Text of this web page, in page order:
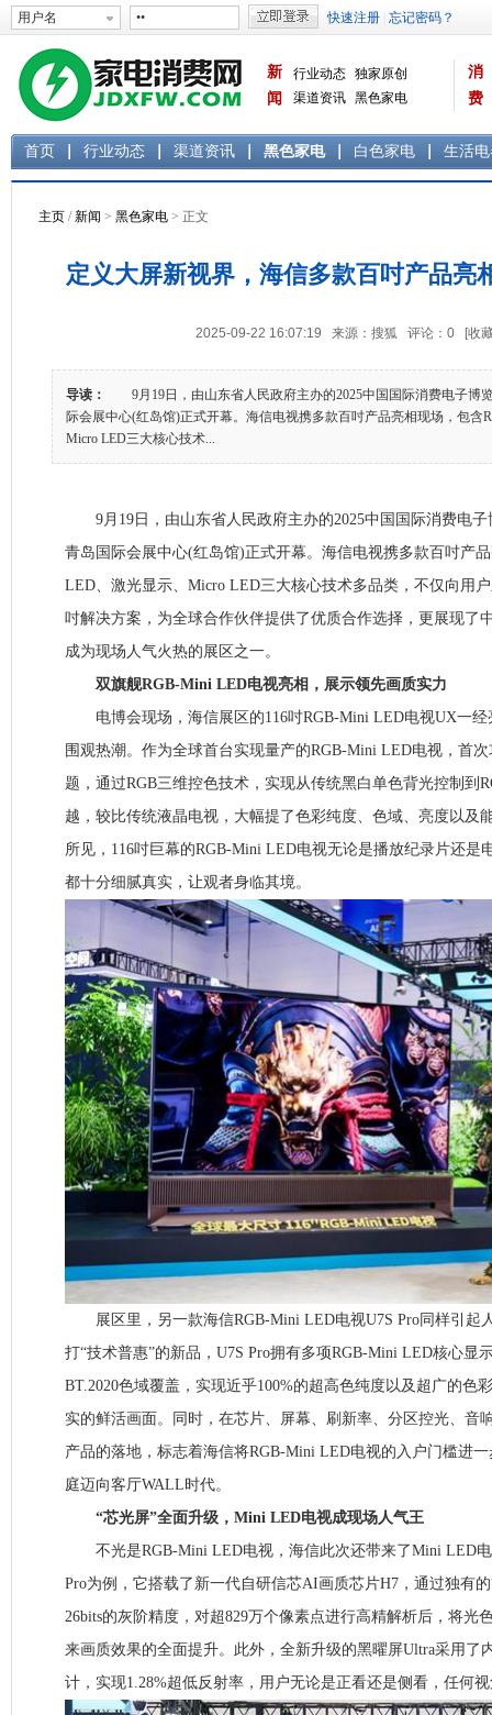
新
闻
行业动态 独家原创
渠道资讯 黑色家电
消
费
首页 行业动态 渠道资讯 黑色家电 白色家电 生活
主页 /新闻 > 黑色家电 > 正文
定义大屏新视界，海信多款百吋产品亮
2025-09-22 16:07:19 来源：搜狐 评论： 0 [收
导读：
9月19日，由山东省人民政府主办的2025中国国际消费电子博
际会展中心(红岛馆)正式开幕。海信电视携多款百吋产品亮相现场，包含
Micro LED三大核心技术...
9月19日，由山东省人民政府主办的2025中国国际消费电子
青岛国际会展中心(红岛馆)正式开幕。海信电视携多款百吋产
LED、激光显示、Micro LED三大核心技术多品类，不仅向用
吋解决方案，为全球合作伙伴提供了优质合作选择，更展现了
成为现场人气火热的展区之一。
双旗舰RGB-Mini LED电视亮相，展示领先画质实力
电博会现场，海信展区的116吋RGB-Mini LED电视UX一经
围观热潮。作为全球首台实现量产的RGB-Mini LED电视，首
题，通过RGB三维控色技术，实现从传统黑白单色背光控制到
越，较比传统液晶电视，大幅提了色彩纯度、色域、亮度以及
所见，116吋巨幕的RGB-Mini LED电视无论是播放纪录片还是
都十分细腻真实，让观者身临其境。
展区里，另一款海信RGB-Mini LED电视U7S Pro同样引起
打“技术普惠”的新品，U7S Pro拥有多项RGB-Mini LED核心显
BT.2020色域覆盖，实现近乎100%的超高色纯度以及超广的色
实的鲜活画面。同时，在芯片、屏幕、刷新率、分区控光、音
产品的落地，标志着海信将RGB-Mini LED电视的入户门槛进
庭迈向客厅WALL时代。
“芯光屏”全面升级，Mini LED电视成现场人气王
不光是RGB-Mini LED电视，海信此次还带来了Mini LED电
Pro为例，它搭载了新一代自研信芯AI画质芯片H7，通过独有
26bits的灰阶精度，对超829万个像素点进行高精解析后，将光
来画质效果的全面提升。此外，全新升级的黑曜屏Ultra采用了
计，实现1.28%超低反射率，用户无论是正看还是侧看，任何